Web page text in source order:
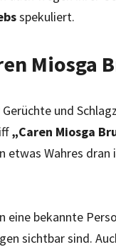
spekuliert.
Miosga
und
„Caren Miosga
etwas Wahres
eine bekannte
sichtbar sind.